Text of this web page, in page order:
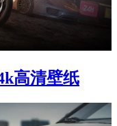
高清壁纸